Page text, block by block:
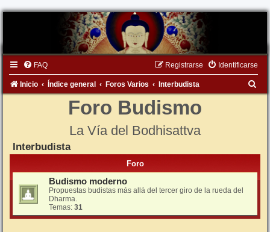
FAQ Identificarse
Registrarse
Inicio Índice general Foros Varios Interbudista
Foro Budismo
La Vía del Bodhisattva
Interbudista
Foro
Budismo moderno
Propuestas budistas más allá del tercer giro de la rueda del
Dharma.
Temas: 31